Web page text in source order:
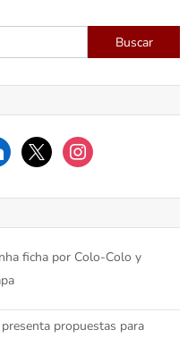
Buscar:
x instagram
ficha por Colo-Colo y
propuestas para